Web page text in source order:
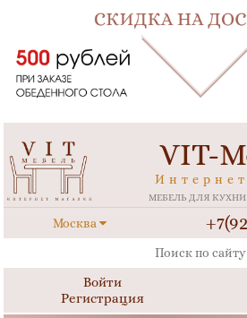
VIT-
МЕБЕЛЬ ДЛЯ
Москва
Войти
Регистрация